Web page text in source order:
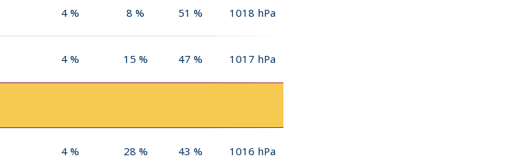
4 % 8 % 51 % 1018 hPa
4 % 15 % 47 % 1017 hPa
4 % 28 % 43 % 1016 hPa